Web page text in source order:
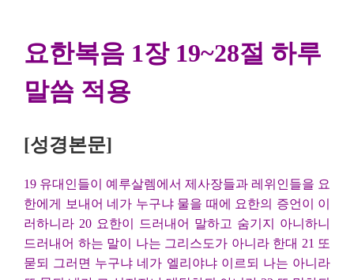
요한복음 1장 19~28절 하루
말씀 적용
[성경본문]
19 유대인들이 예루살렘에서 제사장들과 레위인들을 요
한에게 보내어 네가 누구냐 물을 때에 요한의 증언이 이
러하니라 20 요한이 드러내어 말하고 숨기지 아니하니
드러내어 하는 말이 나는 그리스도가 아니라 한대 21 또
묻되 그러면 누구냐 네가 엘리야냐 이르되 나는 아니라